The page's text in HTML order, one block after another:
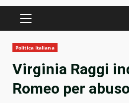
PRIMARY
Politica Italiana
Virginia Raggi
Romeo per